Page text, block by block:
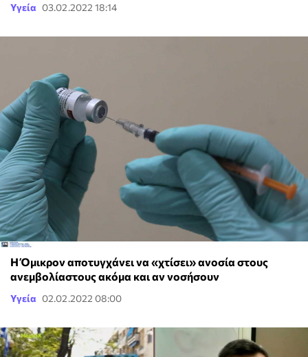
Υγεία 03.02.2022 18:14
Η Όμικρον αποτυγχάνει να «χτίσει» ανοσία στους
ανεμβολίαστους ακόμα και αν νοσήσουν
Υγεία 02.02.2022 08:00